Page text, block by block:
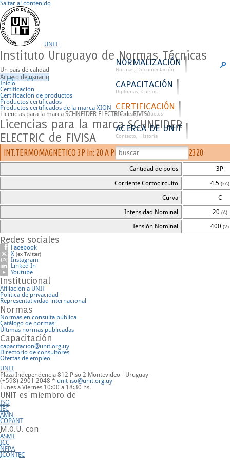
Saltar al contenido
UNIT
Instituto Uruguayo de Normas Técnicas
Un país de calidad
Acceso de usuario
NORMALIZACIÓN
Normas, Documentación
CAPACITACIÓN
Diplomas, Cursos
CERTIFICACIÓN
Sistemas, Productos
ACERCA DE UNIT
Contacto, Historia
Inicio
Certificación
Certificación de productos
Productos certificados
Productos certificados de la marca XION
Licencias para la marca SCHNEIDER ELECTRIC de FIVISA
Licencias para la marca SCHNEIDER
ELECTRIC de FIVISA
INT.TERMOMAGNETICO 3P In: 20 A PDC: 4500 A Curva: C A9P52320
Cantidad de polos
3P
Corriente Cortocircuito
4.5 (kA)
Curva
C
Intensidad Nominal
20 (A)
Tensión Nominal 400 (V)
Redes sociales
Facebook
X (ex Twitter)
Instagram
Linked In
Youtube
Institucional
Afiliación a UNIT
Política de privacidad
Representatividad internacional
Normas
Normas en consulta pública
Catálogo de normas
Últimas normas publicadas
Capacitación
capacitacion@unit.org.uy
Directorio de consultores
Ofertas de empleo
UNIT
Plaza Independencia 812 Piso 2 Montevideo - Uruguay
(+598) 2901 2048 * unit-iso@unit.org.uy
Lunes a Viernes 10:00 a 18:30 hs.
UNIT es miembro de
ISO
IEC
AMN
COPANT
M.O.U. con
ASMT
ICC
NFPA
ICONTEC